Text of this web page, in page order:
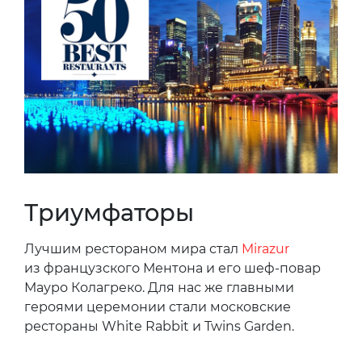
Триумфаторы
Лучшим рестораном мира стал Mirazur
из французского Ментона и его шеф-повар
Мауро Колагреко. Для нас же главными
героями церемонии стали московские
рестораны White Rabbit и Twins Garden.